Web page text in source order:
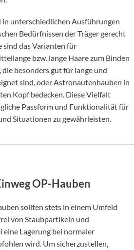
in unterschiedlichen Ausführungen
Bedürfnissen der Träger gerecht
sind das Varianten für
bzw. lange Haare zum Binden
besonders gut für lange und
sind, oder Astronautenhauben in
Kopf bedecken. Diese Vielfalt
Passform und Funktionalität für
Situationen zu gewährleisten.
OP-Hauben
sollten stets in einem Umfeld
von Staubpartikeln und
eine Lagerung bei normaler
wird. Um sicherzustellen,